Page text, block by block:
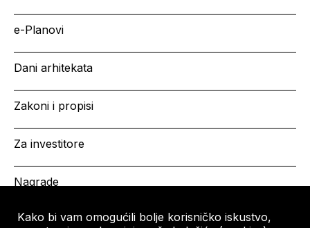
Kako bi vam omogućili bolje korisničko iskustvo,
e-Planovi
Dani arhitekata
Zakoni i propisi
Za investitore
Nagrade